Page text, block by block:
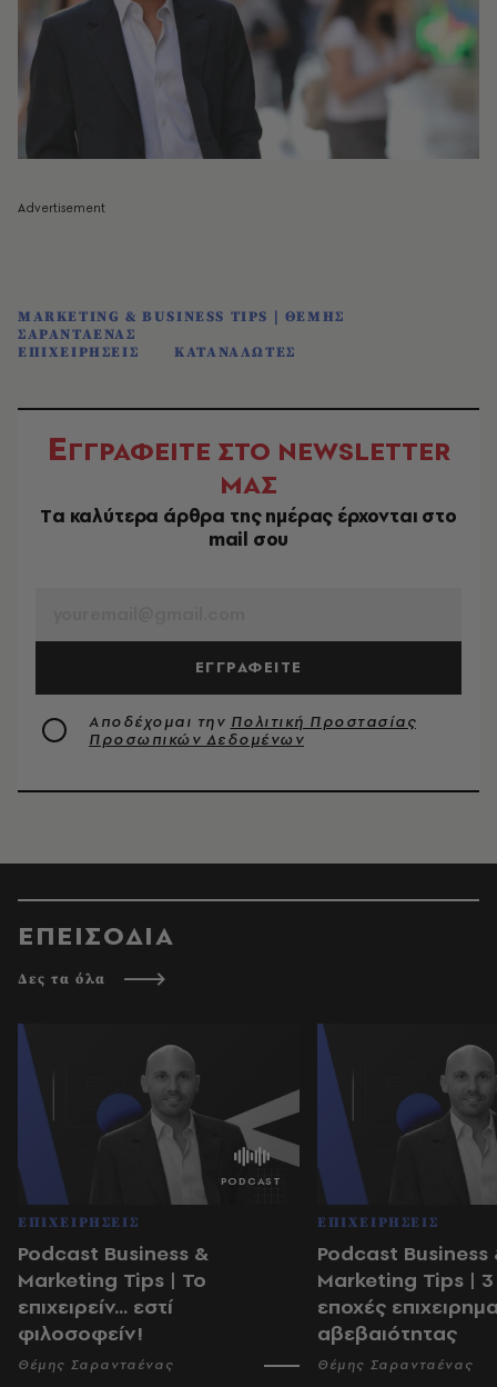
MARKETING & BUSINESS TIPS | ΘΕΜΗΣ
ΣΑΡΑΝΤΑΕΝΑΣ
ΕΠΙΧΕΙΡΗΣΕΙΣ
ΚΑΤΑΝΑΛΩΤΕΣ
ΕΓΓΡΑΦΕΙΤΕ ΣΤΟ NEWSLETTER
ΜΑΣ
Tα καλύτερα άρθρα της ημέρας έρχονται στο
mail σου
ΕΓΓΡΑΦΕΙΤΕ
Αποδέχομαι την Πολιτική Προστασίας
Προσωπικών Δεδομένων
ΕΠΕΙΣΟΔΙΑ
Δες τα όλα
ΕΠΙΧΕΙΡΗΣΕΙΣ
Podcast Business &
Marketing Tips | Το
επιχειρείν... εστί
φιλοσοφείν!
Θέμης Σαρανταένας
ΕΠΙΧΕΙΡΗΣΕΙΣ
Podcast Business
Marketing Tips | 3
εποχές
αβεβαιότητας
Θέμης Σαρανταένας